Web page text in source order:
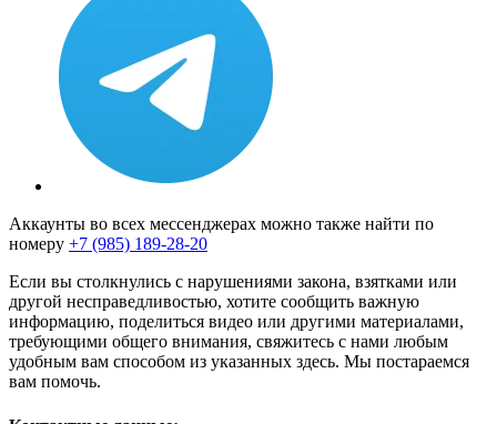
Аккаунты во всех мессенджерах можно также найти по
номеру +7 (985) 189-28-20
Если вы столкнулись с нарушениями закона, взятками или
другой несправедливостью, хотите сообщить важную
информацию, поделиться видео или другими материалами,
требующими общего внимания, свяжитесь с нами любым
удобным вам способом из указанных здесь. Мы постараемся
вам помочь.